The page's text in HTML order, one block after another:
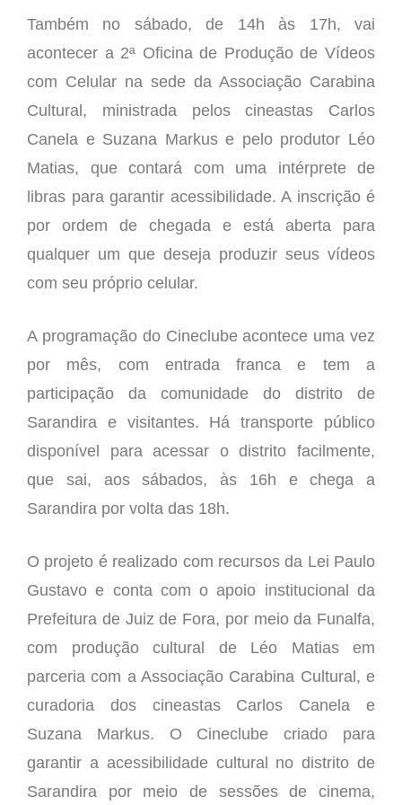
Também no sábado, de 14h às 17h, vai
acontecer a 2ª Oficina de Produção de Vídeos
com Celular na sede da Associação Carabina
Cultural, ministrada pelos cineastas Carlos
Canela e Suzana Markus e pelo produtor Léo
Matias, que contará com uma intérprete de
libras para garantir acessibilidade. A inscrição é
por ordem de chegada e está aberta para
qualquer um que deseja produzir seus vídeos
com seu próprio celular.
A programação do Cineclube acontece uma vez
por mês, com entrada franca e tem a
participação da comunidade do distrito de
Sarandira e visitantes. Há transporte público
disponível para acessar o distrito facilmente,
que sai, aos sábados, às 16h e chega a
Sarandira por volta das 18h.
O projeto é realizado com recursos da Lei Paulo
Gustavo e conta com o apoio institucional da
Prefeitura de Juiz de Fora, por meio da Funalfa,
com produção cultural de Léo Matias em
parceria com a Associação Carabina Cultural, e
curadoria dos cineastas Carlos Canela e
Suzana Markus. O Cineclube criado para
garantir a acessibilidade cultural no distrito de
Sarandira por meio de sessões de cinema,